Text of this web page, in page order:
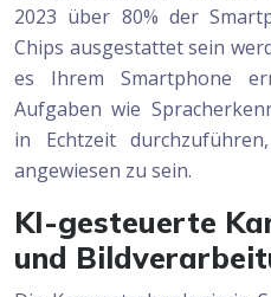
2023 über 80% der
Chips ausgestattet sein
es Ihrem Smartphone
Aufgaben wie
in Echtzeit
angewiesen zu sein.
KI-gesteuerte
und